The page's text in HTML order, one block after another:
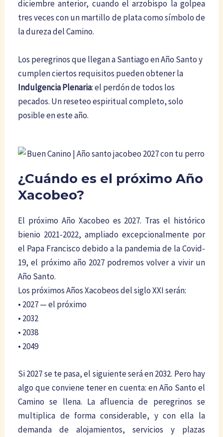
diciembre anterior, cuando el arzobispo la golpea
tres veces con un martillo de plata como símbolo de
la dureza del Camino.
Los peregrinos que llegan a Santiago en Año Santo y
cumplen ciertos requisitos pueden obtener la
Indulgencia Plenaria: el perdón de todos los
pecados. Un reseteo espiritual completo, solo
posible en este año.
¿Cuándo es el próximo Año
Xacobeo?
El próximo Año Xacobeo es 2027. Tras el histórico
bienio 2021-2022, ampliado excepcionalmente por
el Papa Francisco debido a la pandemia de la Covid-
19, el próximo año 2027 podremos volver a vivir un
Año Santo.
Los próximos Años Xacobeos del siglo XXI serán:
• 2027 — el próximo
• 2032
• 2038
• 2049
Si 2027 se te pasa, el siguiente será en 2032. Pero hay
algo que conviene tener en cuenta: en Año Santo el
Camino se llena. La afluencia de peregrinos se
multiplica de forma considerable, y con ella la
demanda de alojamientos, servicios y plazas